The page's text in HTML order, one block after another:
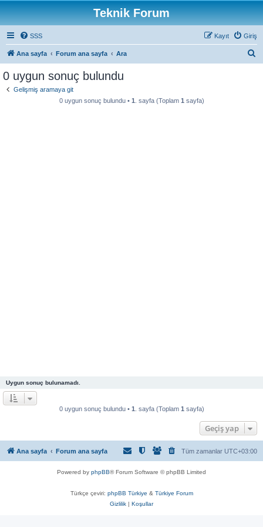
Teknik Forum
SSS Giriş
Kayıt
Ana sayfa Forum ana sayfa Ara
0 uygun sonuç bulundu
Gelişmiş aramaya git
0 uygun sonuç bulundu • 1 . sayfa (Toplam 1 sayfa)
Uygun sonuç bulunamadı.
0 uygun sonuç bulundu • 1 . sayfa (Toplam 1 sayfa)
Geçiş yap
Ana sayfa Forum ana sayfa Tüm zamanlar UTC+03:00
Powered by phpBB® Forum Software © phpBB Limited
Türkçe çeviri: phpBB Türkiye & Türkiye Forum
Gizlilik | Koşullar